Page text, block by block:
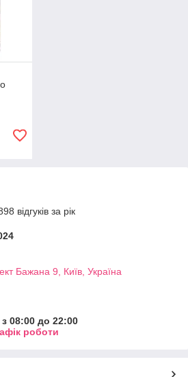
відгуків за рік
Бажана 9, Київ, Україна
08:00 до 22:00
роботи